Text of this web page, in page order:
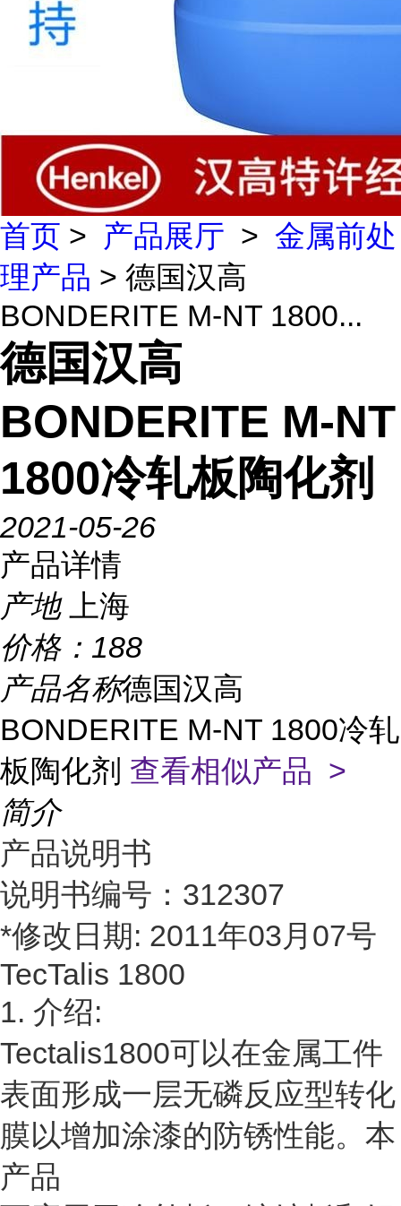
首页 > 产品展厅 > 金属前处
理产品 > 德国汉高
BONDERITE M-NT 1800...
德国汉高
BONDERITE M-NT
1800冷轧板陶化剂
2021-05-26
产品详情
产地
上海
价格： 188
产品名称德国汉高
BONDERITE M-NT 1800冷轧
板陶化剂 查看相似产品 >
简介
产品说明书
说明书编号：312307
*修改日期: 2011年03月07号
TecTalis 1800
1. 介绍:
Tectalis1800可以在金属工件
表面形成一层无磷反应型转化
膜以增加涂漆的防锈性能。本
产品